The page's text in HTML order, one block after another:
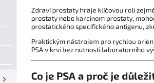
Zdraví prostaty hraje klíčovou roli
prostaty nebo karcinom prostaty,
prostatického specifického antigenu,
Praktickým nástrojem pro rychlou
PSA v krvi bez nutnosti laboratorního
Co je PSA a proč je